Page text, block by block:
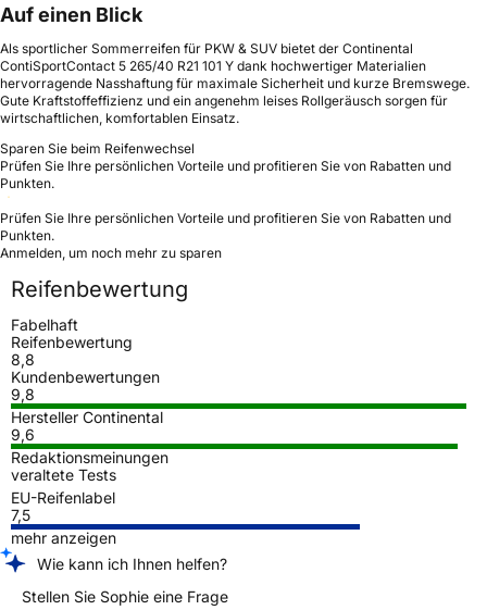
Auf einen Blick
Als sportlicher Sommerreifen für PKW & SUV bietet der Continental
ContiSportContact 5 265/40 R21 101 Y dank hochwertiger Materialien
hervorragende Nasshaftung für maximale Sicherheit und kurze Bremswege.
Gute Kraftstoffeffizienz und ein angenehm leises Rollgeräusch sorgen für
wirtschaftlichen, komfortablen Einsatz.
Sparen Sie beim Reifenwechsel
Prüfen Sie Ihre persönlichen Vorteile und profitieren Sie von Rabatten und
Punkten.
Prüfen Sie Ihre persönlichen Vorteile und profitieren Sie von Rabatten und
Punkten.
Anmelden, um noch mehr zu sparen
Reifenbewertung
Fabelhaft
Reifenbewertung
8,8
Kundenbewertungen
9,8
Hersteller Continental
9,6
Redaktionsmeinungen
veraltete Tests
EU-Reifenlabel
7,5
mehr anzeigen
Wie kann ich Ihnen helfen?
Stellen Sie Sophie eine Frage